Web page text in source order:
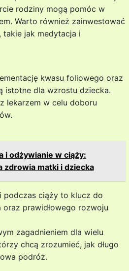
rodziny mogą pomóc w
Warto również zainwestować
takie jak medytacja i
kwasu foliowego oraz
istotne dla wzrostu dziecka.
lekarzem w celu doboru
i odżywianie w ciąży:
zdrowia matki i dziecka
podczas ciąży to klucz do
prawidłowego rozwoju
zagadnieniem dla wielu
chcą zrozumieć, jak długo
podróż.